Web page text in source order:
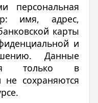
персональная
имя, адрес,
карты
и
Данные
только в
сохраняются